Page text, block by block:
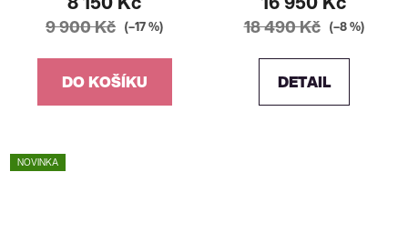
9 900 Kč (–17 %)
DO KOŠÍKU
18 490 Kč (–8 %)
DETAIL
NOVINKA